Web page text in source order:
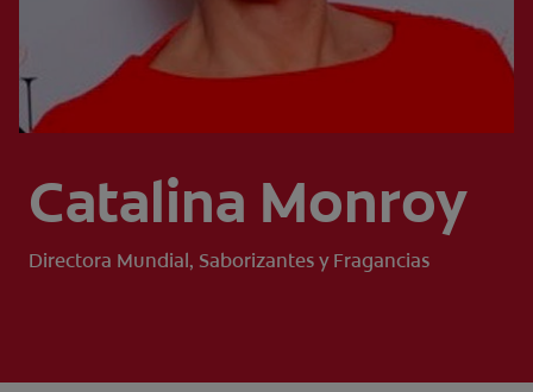
PROMOCIONES
Catalina Monroy
Directora Mundial, Saborizantes y Fragancias